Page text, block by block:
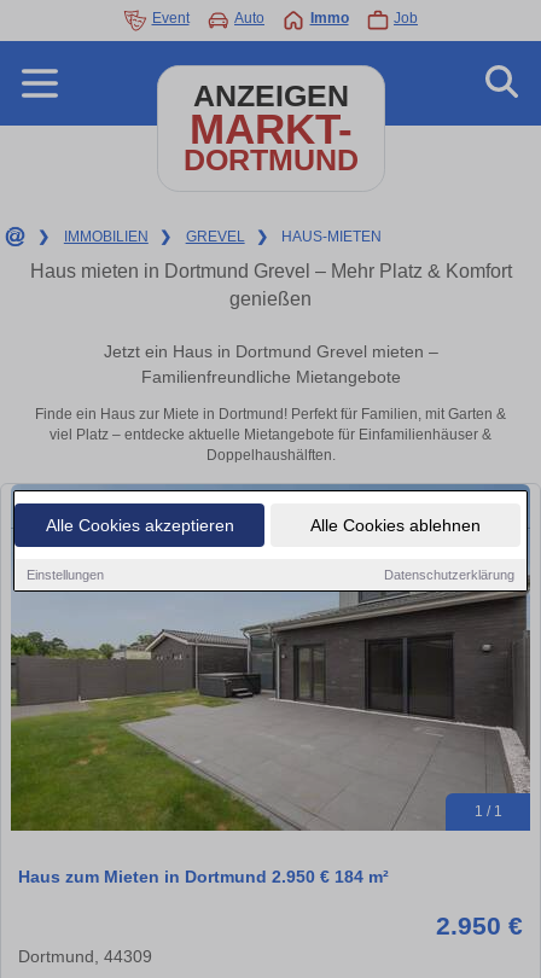
Alle Cookies akzeptieren Alle Cookies ablehnen
Einstellungen Datenschutzerklärung
Event Auto Immo Job
ANZEIGEN
MARKT-
DORTMUND
❯ IMMOBILIEN ❯ GREVEL ❯ HAUS-MIETEN
Haus mieten in Dortmund Grevel – Mehr Platz & Komfort
genießen
Jetzt ein Haus in Dortmund Grevel mieten –
Familienfreundliche Mietangebote
Finde ein Haus zur Miete in Dortmund! Perfekt für Familien, mit Garten &
viel Platz – entdecke aktuelle Mietangebote für Einfamilienhäuser &
Doppelhaushälften.
1 / 1
Haus zum Mieten in Dortmund 2.950 € 184 m²
2.950 €
Dortmund, 44309